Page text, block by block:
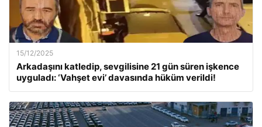
15/12/2025
Arkadaşını katledip, sevgilisine 21 gün süren işkence
uyguladı: ‘Vahşet evi’ davasında hüküm verildi!